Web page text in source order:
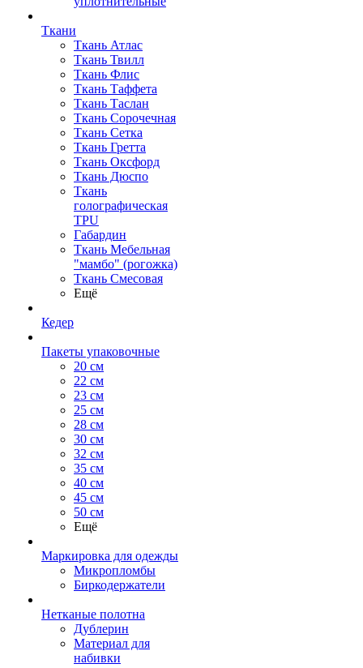
Ткани
Ткань Атлас
Ткань Твилл
Ткань Флис
Ткань Таффета
Ткань Таслан
Ткань Сорочечная
Ткань Сетка
Ткань Гретта
Ткань Оксфорд
Ткань Дюспо
Ткань
голографическая
TPU
Габардин
Ткань Мебельная
"мамбо" (рогожка)
Ткань Смесовая
Ещё
Кедер
Пакеты упаковочные
20 см
22 см
23 см
25 см
28 см
30 см
32 см
35 см
40 см
45 см
50 см
Ещё
Маркировка для одежды
Микропломбы
Биркодержатели
Нетканые полотна
Дублерин
Материал для
набивки